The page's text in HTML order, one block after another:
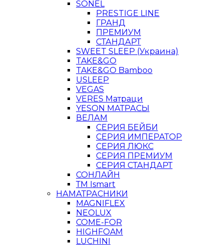
SONEL
PRESTIGE LINE
ГРАНД
ПРЕМИУМ
СТАНДАРТ
SWEET SLEEP (Украина)
TAKE&GO
TAKE&GO Bamboo
USLEEP
VEGAS
VERES Матраци
YESON МАТРАСЫ
ВЕЛАМ
СЕРИЯ БЕЙБИ
СЕРИЯ ИМПЕРАТОР
СЕРИЯ ЛЮКС
СЕРИЯ ПРЕМИУМ
СЕРИЯ СТАНДАРТ
СОНЛАЙН
ТМ Ismart
НАМАТРАСНИКИ
MAGNIFLEX
NEOLUX
COME-FOR
HIGHFOAM
LUCHINI